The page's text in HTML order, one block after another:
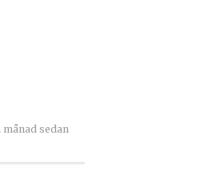
sedan